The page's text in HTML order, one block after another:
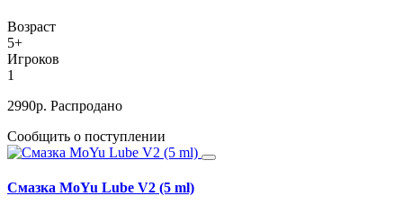
Возраст
5+
Игроков
1
2990р. Распродано
Сообщить о поступлении
Смазка MoYu Lube V2 (5 ml)